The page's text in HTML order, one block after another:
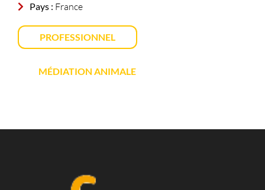
Pays : France
PROFESSIONNEL
MÉDIATION ANIMALE